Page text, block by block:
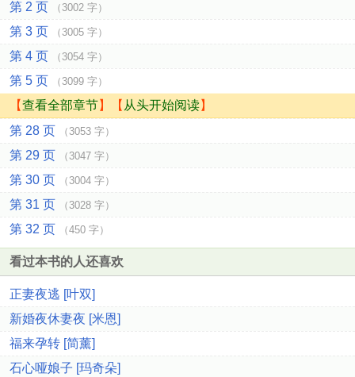
第 2 页 （3002 字）
第 3 页 （3005 字）
第 4 页 （3054 字）
第 5 页 （3099 字）
【查看全部章节】【 从头开始阅读】
第 28 页
（3053 字）
第 29 页 （3047 字）
第 30 页 （3004 字）
第 31 页 （3028 字）
第 32 页 （450 字）
看过本书的人还喜欢
正妻夜逃 [叶双]
新婚夜休妻夜 [米恩]
福来孕转 [简薰]
石心哑娘子 [玛奇朵]